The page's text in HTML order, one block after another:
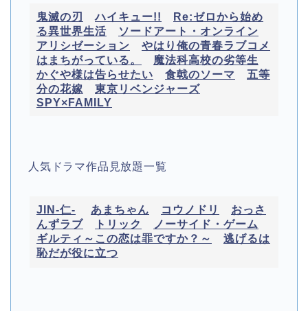
鬼滅の刃 ハイキュー!!
Re:ゼロから始め
る異世界生活
ソードアート・オンライン
アリシゼーション
やはり俺の青春ラブコメ
はまちがっている。
魔法科高校の劣等生
かぐや様は告らせたい
食戟のソーマ
五等
分の花嫁
東京リベンジャーズ
SPY×FAMILY
人気ドラマ作品見放題一覧
JIN-仁- あまちゃん コウノドリ
おっさ
んずラブ
トリック
ノーサイド・ゲーム
ギルティ～この恋は罪ですか？～
逃げるは
恥だが役に立つ